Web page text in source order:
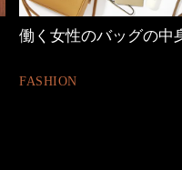
心地よくいられる